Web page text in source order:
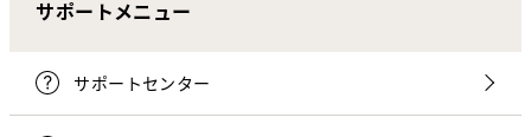
サポートメニュー
サポートセンター